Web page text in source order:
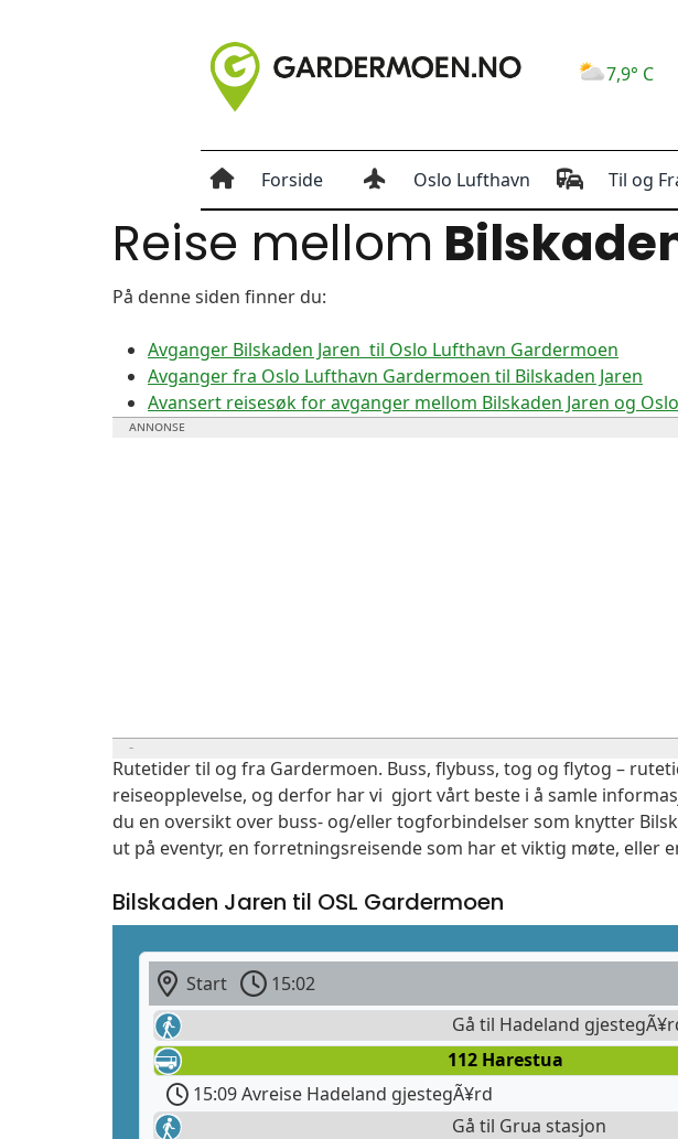
7,9° C
Forside Oslo Lufthavn Til og
Reise mellom
På denne siden finner du:
Avganger Bilskaden Jaren til Oslo Lufthavn Gardermoen
Avganger fra Oslo Lufthavn Gardermoen til Bilskaden Jaren
Avansert reisesøk for avganger mellom Bilskaden Jaren og
Rutetider til og fra Gardermoen. Buss, flybuss, tog og flytog –
reiseopplevelse, og derfor har vi gjort vårt beste i å samle
du en oversikt over buss- og/eller togforbindelser som knytter
ut på eventyr, en forretningsreisende som har et viktig møte, eller
Bilskaden Jaren til OSL Gardermoen
Start 15:02
Gå til Hadeland
112 Harestua
15:09 Avreise Hadeland gjestegÃ¥rd
Gå til Grua stasjon